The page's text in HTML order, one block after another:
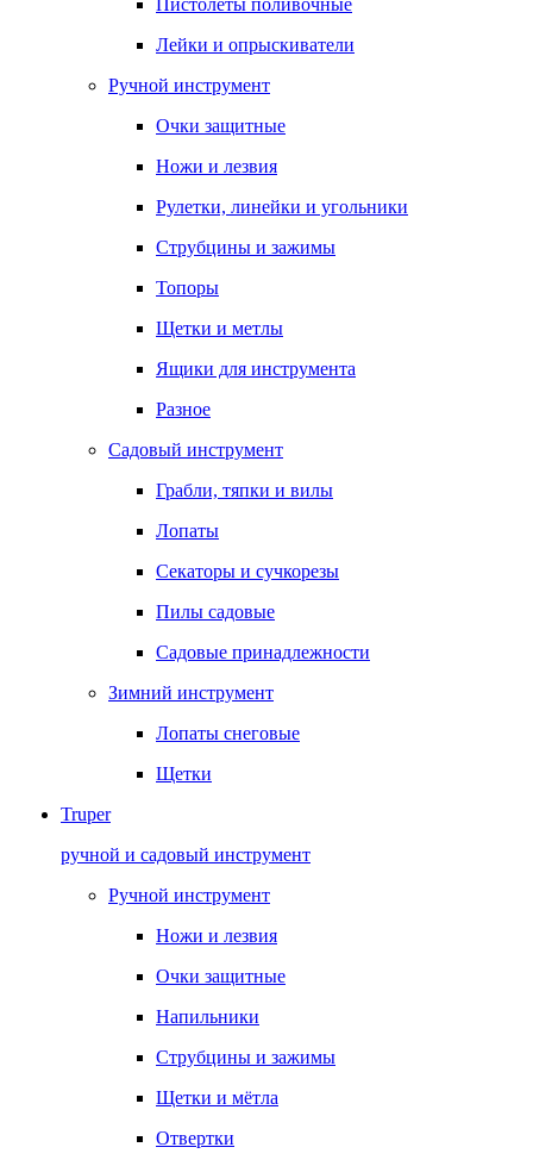
Пистолеты поливочные
Лейки и опрыскиватели
Ручной инструмент
Очки защитные
Ножи и лезвия
Рулетки, линейки и угольники
Струбцины и зажимы
Топоры
Щетки и метлы
Ящики для инструмента
Разное
Садовый инструмент
Грабли, тяпки и вилы
Лопаты
Секаторы и сучкорезы
Пилы садовые
Садовые принадлежности
Зимний инструмент
Лопаты снеговые
Щетки
Truper
ручной и садовый инструмент
Ручной инструмент
Ножи и лезвия
Очки защитные
Напильники
Струбцины и зажимы
Щетки и мётла
Отвертки